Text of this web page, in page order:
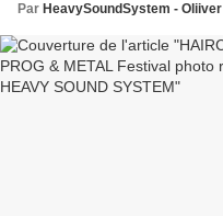
Par HeavySoundSystem - Oliiver